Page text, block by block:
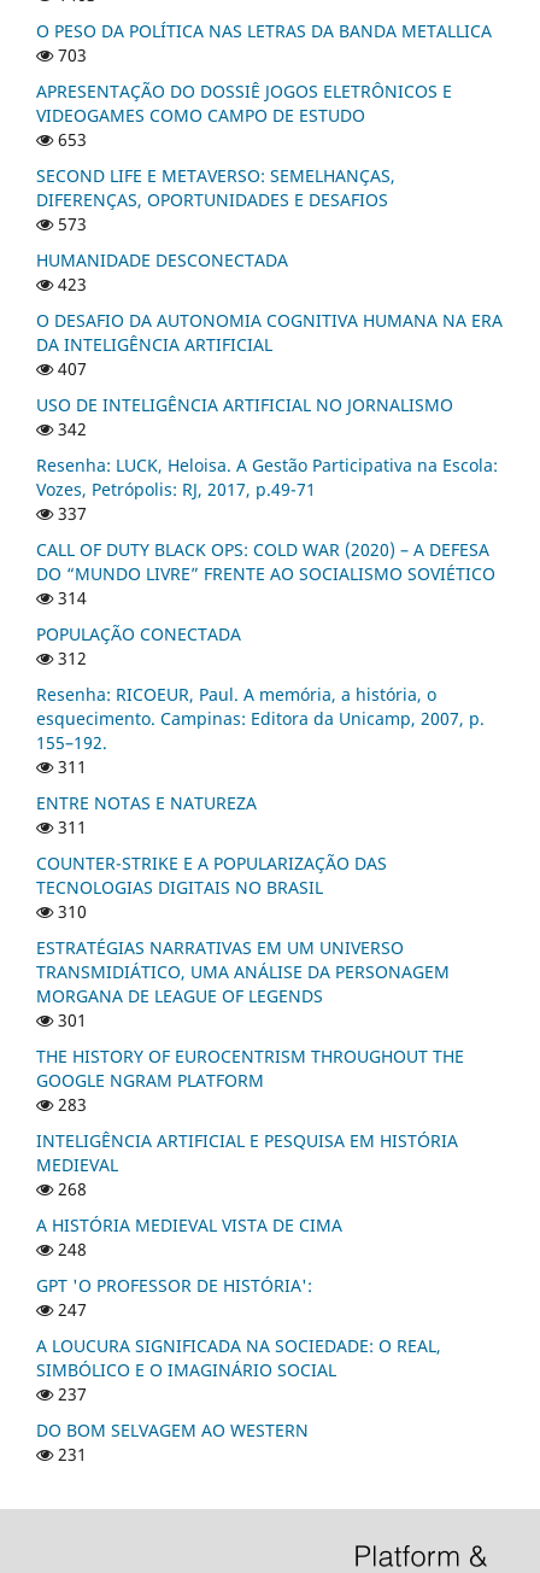
O PESO DA POLÍTICA NAS LETRAS DA BANDA METALLICA
703
APRESENTAÇÃO DO DOSSIÊ JOGOS ELETRÔNICOS E
VIDEOGAMES COMO CAMPO DE ESTUDO
653
SECOND LIFE E METAVERSO: SEMELHANÇAS,
DIFERENÇAS, OPORTUNIDADES E DESAFIOS
573
HUMANIDADE DESCONECTADA
423
O DESAFIO DA AUTONOMIA COGNITIVA HUMANA NA ERA
DA INTELIGÊNCIA ARTIFICIAL
407
USO DE INTELIGÊNCIA ARTIFICIAL NO JORNALISMO
342
Resenha: LUCK, Heloisa. A Gestão Participativa na Escola:
Vozes, Petrópolis: RJ, 2017, p.49-71
337
CALL OF DUTY BLACK OPS: COLD WAR (2020) – A DEFESA
DO “MUNDO LIVRE” FRENTE AO SOCIALISMO SOVIÉTICO
314
POPULAÇÃO CONECTADA
312
Resenha: RICOEUR, Paul. A memória, a história, o
esquecimento. Campinas: Editora da Unicamp, 2007, p.
155–192.
311
ENTRE NOTAS E NATUREZA
311
COUNTER-STRIKE E A POPULARIZAÇÃO DAS
TECNOLOGIAS DIGITAIS NO BRASIL
310
ESTRATÉGIAS NARRATIVAS EM UM UNIVERSO
TRANSMIDIÁTICO, UMA ANÁLISE DA PERSONAGEM
MORGANA DE LEAGUE OF LEGENDS
301
THE HISTORY OF EUROCENTRISM THROUGHOUT THE
GOOGLE NGRAM PLATFORM
283
INTELIGÊNCIA ARTIFICIAL E PESQUISA EM HISTÓRIA
MEDIEVAL
268
A HISTÓRIA MEDIEVAL VISTA DE CIMA
248
GPT 'O PROFESSOR DE HISTÓRIA':
247
A LOUCURA SIGNIFICADA NA SOCIEDADE: O REAL,
SIMBÓLICO E O IMAGINÁRIO SOCIAL
237
DO BOM SELVAGEM AO WESTERN
231